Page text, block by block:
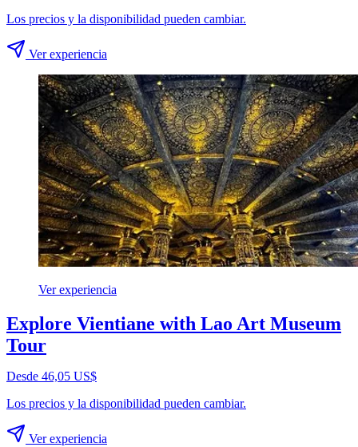
Los precios y la disponibilidad pueden cambiar.
Ver experiencia
Ver experiencia
Explore Vientiane with Lao Art Museum
Tour
Desde 46,05 US$
Los precios y la disponibilidad pueden cambiar.
Ver experiencia